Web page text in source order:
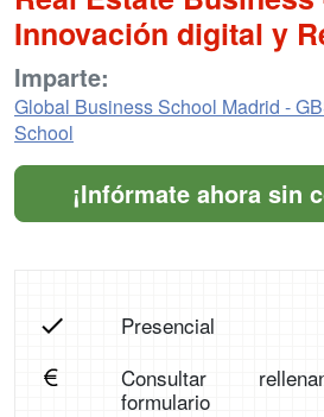
Innovación digital y
Imparte:
Global Business School Madrid -
School
¡Infórmate ahora sin
Presencial
Consultar
formulario